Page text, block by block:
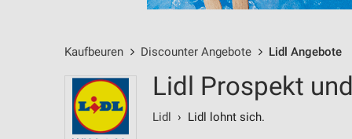
Kaufbeuren Discounter Angebote Lidl Angebote
Lidl Prospekt
Lidl › Lidl lohnt sich.